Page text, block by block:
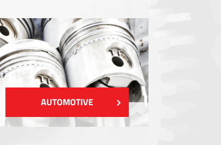
VOIR PLUS
AUTOMOTIVE